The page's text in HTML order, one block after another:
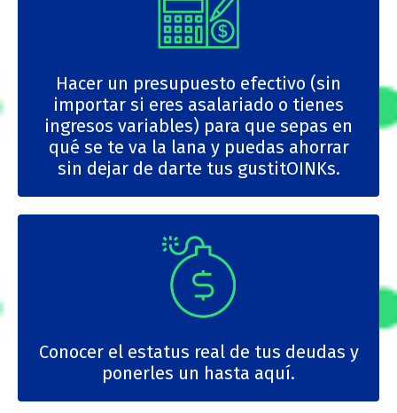
Hacer un presupuesto efectivo (sin
importar si eres asalariado o tienes
ingresos variables) para que sepas en
qué se te va la lana y puedas ahorrar
sin dejar de darte tus gustitOINKs.
Conocer el estatus real de tus deudas y
ponerles un hasta aquí.